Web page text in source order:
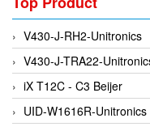
EMC PARTNER
EMCSOSIN
Emerson/Vertiv
EMG
Emotron
V430-J-RH2-Unitronics
V430-J-TRA22-
iX T12C - C3 Beijer
UID-W1616R-Unitronics